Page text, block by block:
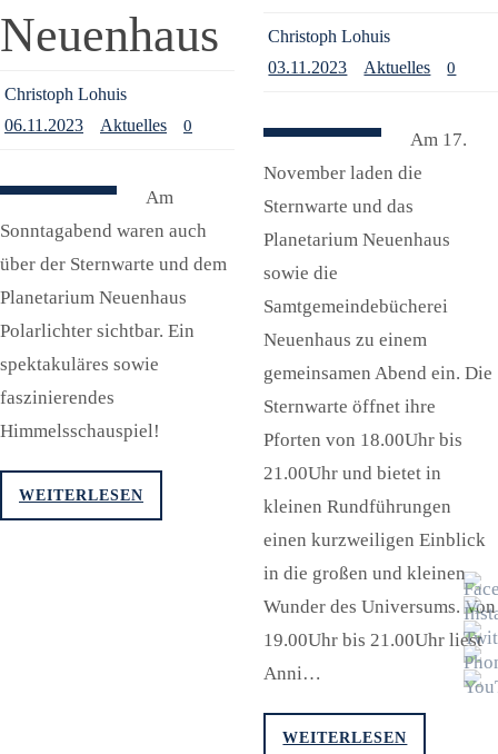
Neuenhaus
Christoph Lohuis
06.11.2023
Aktuelles 0
Am
Sonntagabend waren auch
über der Sternwarte und dem
Planetarium Neuenhaus
Polarlichter sichtbar. Ein
spektakuläres sowie
faszinierendes
Himmelsschauspiel!
WEITERLESEN
Christoph Lohuis
03.11.2023
Aktuelles 0
Am 17.
November laden die
Sternwarte und das
Planetarium Neuenhaus
sowie die
Samtgemeindebücherei
Neuenhaus zu einem
gemeinsamen Abend ein. Die
Sternwarte öffnet ihre
Pforten von 18.00Uhr bis
21.00Uhr und bietet in
kleinen Rundführungen
einen kurzweiligen Einblick
in die großen und kleinen
Wunder des Universums. Von
19.00Uhr bis 21.00Uhr liest
Anni…
WEITERLESEN